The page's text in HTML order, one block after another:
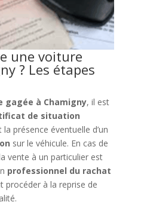
une voiture
? Les étapes
gagée à Chamigny, il est
de situation
la présence éventuelle d’un
sur le véhicule. En cas de
vente à un particulier est
professionnel du rachat
procéder à la reprise de